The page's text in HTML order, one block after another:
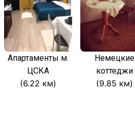
Апартаменты м.
ЦСКА
(6.22 км)
Немецкие
коттеджи
(9.85 км)